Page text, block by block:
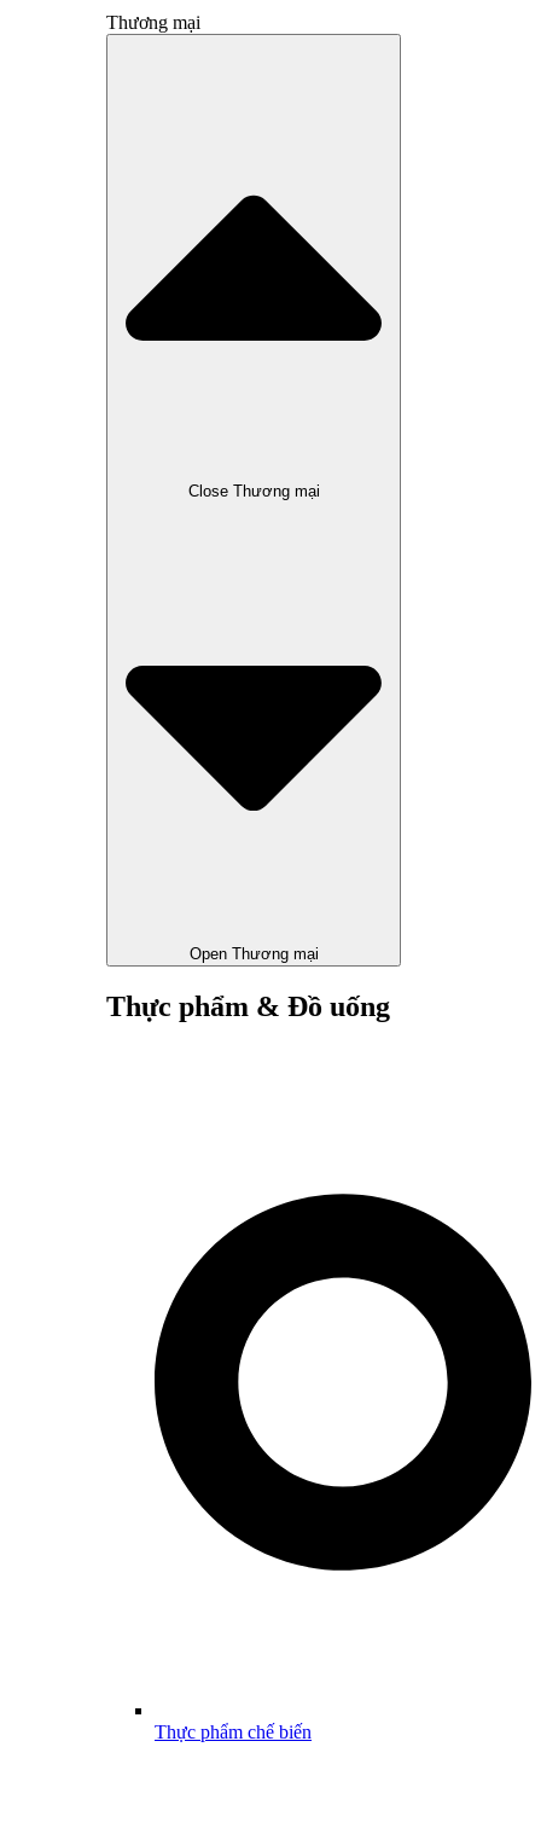
Thương mại
Close Thương mại
Open Thương mại
Thực phẩm & Đồ uống
Thực phẩm chế biến